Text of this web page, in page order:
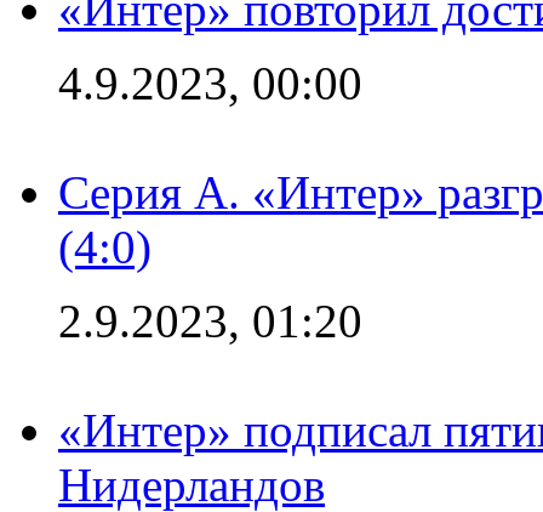
4.9.2023, 00:00
Серия А. «Интер»
(4:0)
2.9.2023, 01:20
«Интер» подписал
Нидерландов